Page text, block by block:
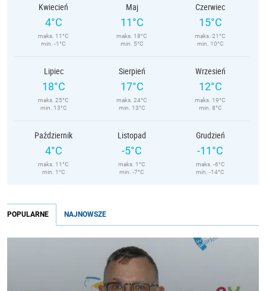
Kwiecień
4°C
maks. 11°C
min. -1°C
Maj
11°C
maks. 18°C
min. 5°C
Czerwiec
15°C
maks. 21°C
min. 10°C
Lipiec
18°C
maks. 25°C
min. 13°C
Sierpień
17°C
maks. 24°C
min. 13°C
Wrzesień
12°C
maks. 19°C
min. 8°C
Październik
4°C
maks. 11°C
min. 1°C
Listopad
-5°C
maks. 1°C
min. -7°C
Grudzień
-11°C
maks. -6°C
min. -14°C
POPULARNE NAJNOWSZE